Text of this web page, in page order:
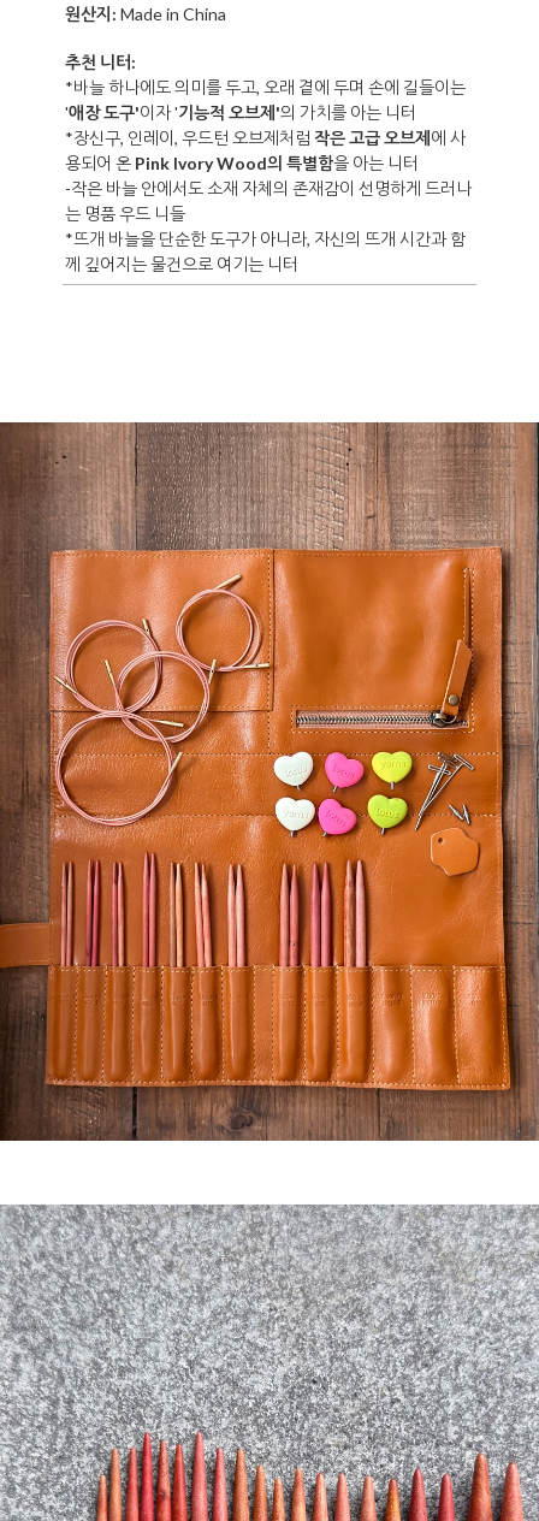
원산지: Made in China
추천 니터:
*바늘 하나에도 의미를 두고, 오래 곁에 두며 손에 길들이는
'애장 도구'이자 '기능적 오브제'의 가치를 아는 니터
*장신구, 인레이, 우드턴 오브제처럼 작은 고급 오브제 에 사
용되어 온 Pink Ivory Wood의 특별함을 아는 니터
-작은 바늘 안에서도 소재 자체의 존재감이 선명하게 드러나
는 명품 우드 니들
*뜨개 바늘을 단순한 도구가 아니라, 자신의 뜨개 시간과 함
께 깊어지는 물건으로 여기는 니터